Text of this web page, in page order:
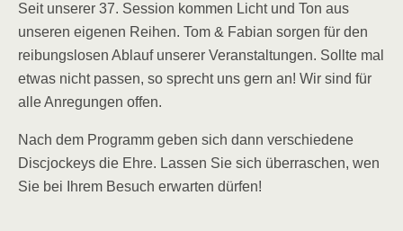
Seit unserer 37. Session kommen Licht und Ton aus
unseren eigenen Reihen. Tom & Fabian sorgen für den
reibungslosen Ablauf unserer Veranstaltungen. Sollte mal
etwas nicht passen, so sprecht uns gern an! Wir sind für
alle Anregungen offen.
Nach dem Programm geben sich dann verschiedene
Discjockeys die Ehre. Lassen Sie sich überraschen, wen
Sie bei Ihrem Besuch erwarten dürfen!